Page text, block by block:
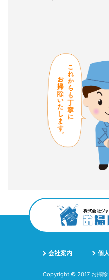
会社案内 個
Copyright © 2017 お掃